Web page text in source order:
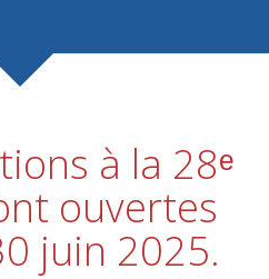
à la 28ᵉ
ouvertes
juin 2025.